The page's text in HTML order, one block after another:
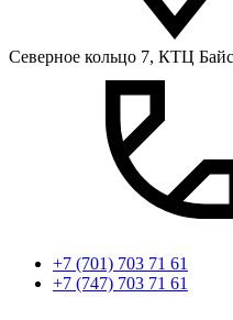
Северное кольцо 7, КТЦ
+7 (701) 703 71 61
+7 (747) 703 71 61